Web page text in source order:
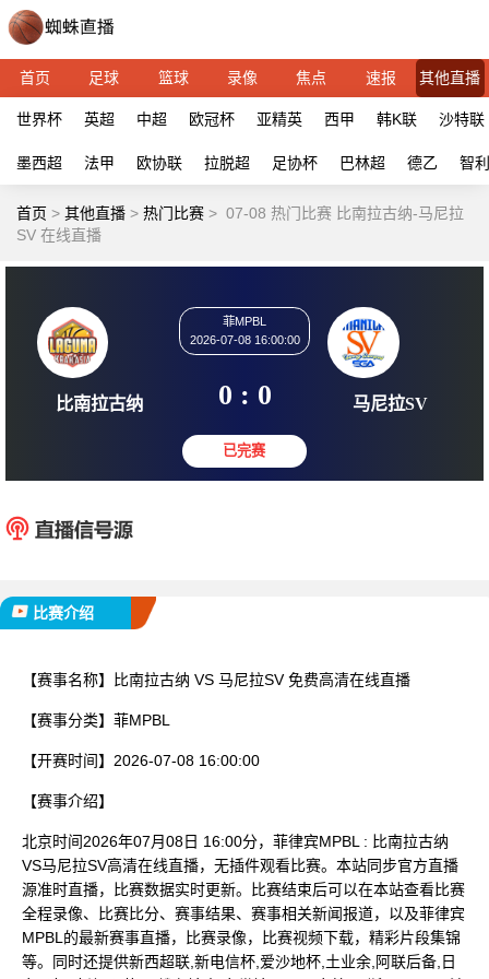
首页 足球 篮球 录像 焦点 速报 其他直播
世界杯 英超 中超 欧冠杯 亚精英 西甲 韩K联 沙特联
墨西超 法甲 欧协联 拉脱超 足协杯 巴林超 德乙 智
首页 > 其他直播 > 热门比赛 > 07-08 热门比赛 比南拉古纳-马尼拉
SV 在线直播
2026-07-08 16:00:00
0 : 0
比赛介绍
【赛事名称】 比南拉古纳 VS 马尼拉SV 免费高清在线直播
【赛事分类】 菲MPBL
【开赛时间】 2026-07-08 16:00:00
【赛事介绍】
北京时间2026年07月08日 16:00分，菲律宾MPBL : 比南拉古纳
VS马尼拉SV高清在线直播，无插件观看比赛。本站同步官方直播
源准时直播，比赛数据实时更新。比赛结束后可以在本站查看比赛
全程录像、比赛比分、赛事结果、赛事相关新闻报道，以及菲律宾
MPBL的最新赛事直播，比赛录像，比赛视频下载，精彩片段集锦
等。同时还提供新西超联,新电信杯,爱沙地杯,土业余,阿联后备,日